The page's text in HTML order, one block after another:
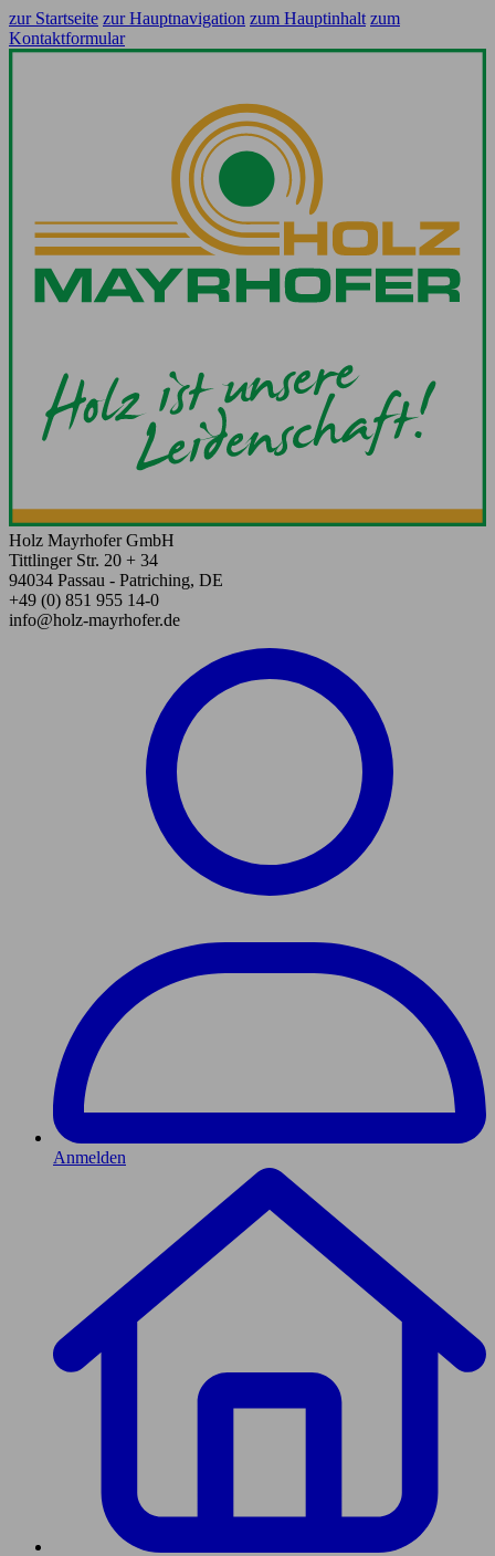
zur Startseite zur Hauptnavigation zum Hauptinhalt zum
Kontaktformular
Holz Mayrhofer GmbH
Tittlinger Str. 20 + 34
94034 Passau - Patriching, DE
+49 (0) 851 955 14-0
info@holz-mayrhofer.de
Anmelden